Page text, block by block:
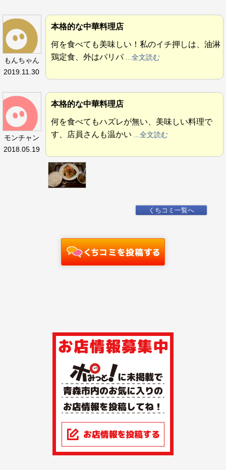
もんちゃん
2019.11.30
本格的な中華料理店
何を食べても美味しい！私のイチ押しは、油淋
鶏定食、外はパリパ
...全文読む
モンチャン
2018.05.19
本格的な中華料理店
何を食べてもハズレが無い、美味しい料理で
す、店員さんも温かい
...全文読む
くちコミ一覧へ